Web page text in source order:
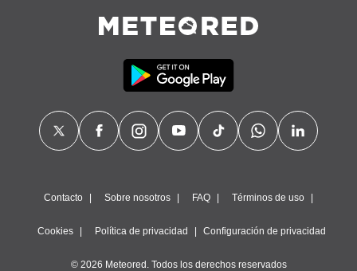
Contacto Sobre nosotros FAQ Términos de uso
Cookies Política de privacidad Configuración de privacidad
© 2026 Meteored. Todos los derechos reservados